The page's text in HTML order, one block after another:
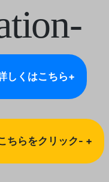
しくはこちら+
ちらをクリック- +